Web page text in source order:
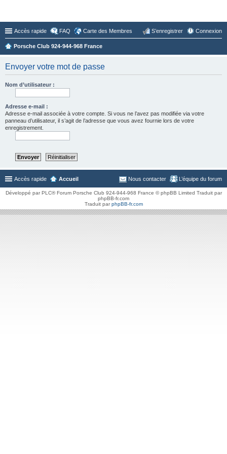
Accès rapide FAQ Carte des Membres Connexion
S’enregistrer
Porsche Club 924-944-968 France
Envoyer votre mot de passe
Nom d’utilisateur :
Adresse e-mail :
Adresse e-mail associée à votre compte. Si vous ne l’avez pas modifiée via votre
panneau d’utilisateur, il s’agit de l’adresse que vous avez fournie lors de votre
enregistrement.
Accès rapide Accueil L’équipe du forum
Nous contacter
Développé par PLC® Forum Porsche Club 924-944-968 France © phpBB Limited Traduit par
phpBB-fr.com
Traduit parphpBB-fr.com